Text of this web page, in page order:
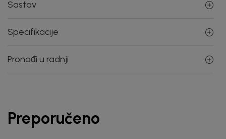
Sastav
Specifikacije
Pronađi u radnji
Preporučeno